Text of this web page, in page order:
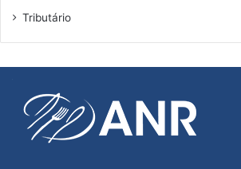
Tributário